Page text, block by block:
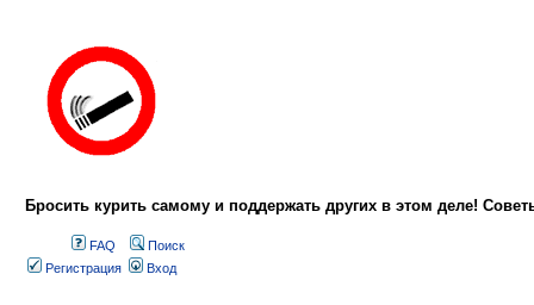
Бросить курить самому и поддержать других в этом деле!
FAQ
Поиск
Регистрация
Вход